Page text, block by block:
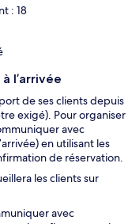
: 18
l’arrivée
de ses clients depuis
exigé). Pour organiser
avec
en utilisant les
de réservation.
les clients sur
avec